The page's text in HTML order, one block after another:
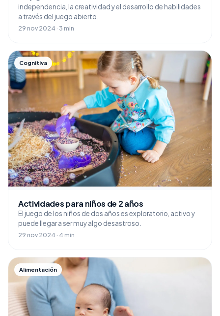
independencia, la creatividad y el desarrollo de habilidades
a través del juego abierto.
29 nov 2024 · 3 min
Cognitiva
Actividades para niños de 2 años
El juego de los niños de dos años es exploratorio, activo y
puede llegar a ser muy algo desastroso.
29 nov 2024 · 4 min
Alimentación